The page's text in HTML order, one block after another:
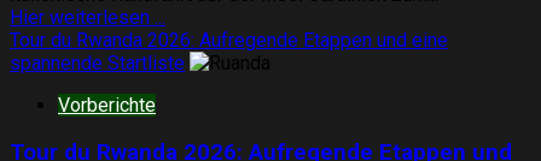
Hier weiterlesen ...
Informationen
über
2026:
Tour du Rwanda 2026: Aufregende Etappen und eine
spannende Startliste
Vorberichte
Tour du Rwanda 2026: Aufregende Etappen und